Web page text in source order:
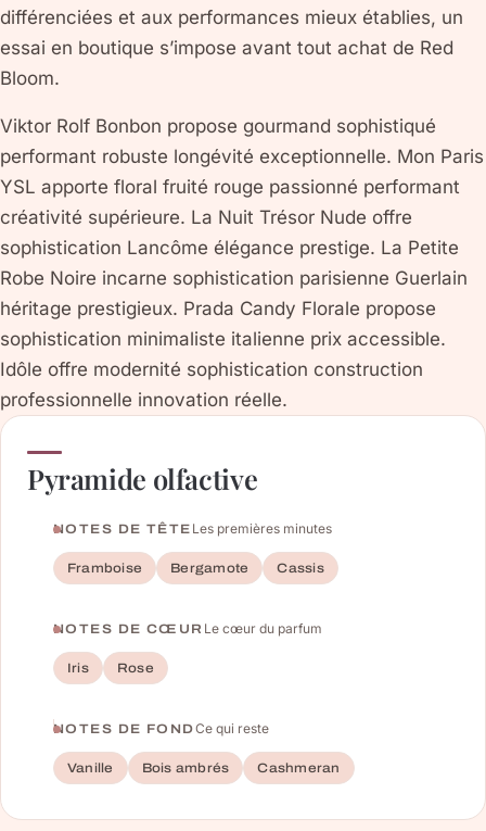
différenciées et aux performances mieux établies, un
essai en boutique s’impose avant tout achat de Red
Bloom.
Viktor Rolf Bonbon propose gourmand sophistiqué
performant robuste longévité exceptionnelle. Mon Paris
YSL apporte floral fruité rouge passionné performant
créativité supérieure. La Nuit Trésor Nude offre
sophistication Lancôme élégance prestige. La Petite
Robe Noire incarne sophistication parisienne Guerlain
héritage prestigieux. Prada Candy Florale propose
sophistication minimaliste italienne prix accessible.
Idôle offre modernité sophistication construction
professionnelle innovation réelle.
Pyramide olfactive
NOTES DE TÊTE Les premières minutes
Framboise Bergamote Cassis
NOTES DE CŒUR Le cœur du parfum
Iris Rose
NOTES DE FONDCe qui reste
Vanille Bois ambrés Cashmeran